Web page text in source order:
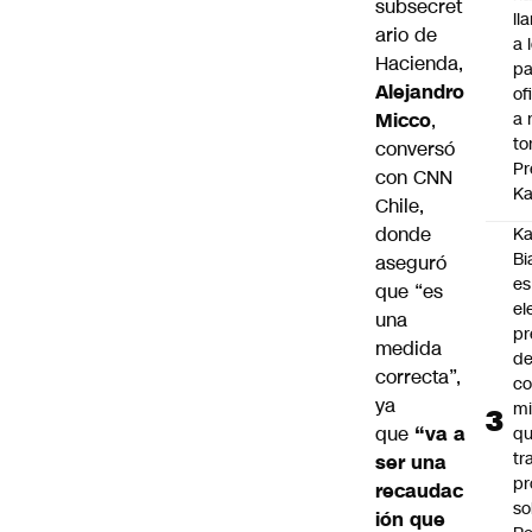
subsecret
ario de
Hacienda,
Alejandro
Micco,
conversó
con CNN
Chile,
donde
aseguró
que “es
una
medida
correcta”,
ya
que “va a
ser una
recaudac
ión que
a
a
es
de